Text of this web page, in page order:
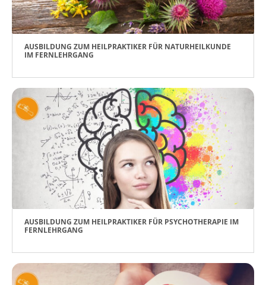
AUSBILDUNG ZUM HEILPRAKTIKER FÜR NATURHEILKUNDE
IM FERNLEHRGANG
AUSBILDUNG ZUM HEILPRAKTIKER FÜR PSYCHOTHERAPIE IM
FERNLEHRGANG